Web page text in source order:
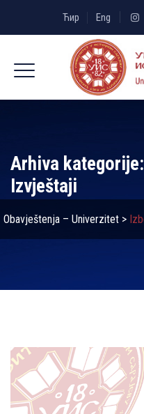
Ћир Eng
Arhiva kategorije:
Izvještaji
Obavještenja – Univerzitet >